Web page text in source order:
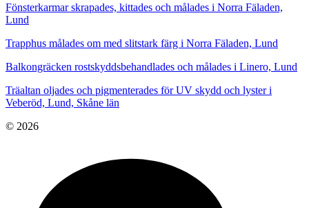
Fönsterkarmar skrapades, kittades och målades i Norra Fäladen,
Lund
Trapphus målades om med slitstark färg i Norra Fäladen, Lund
Balkongräcken rostskyddsbehandlades och målades i Linero, Lund
Träaltan oljades och pigmenterades för UV skydd och lyster i
Veberöd, Lund, Skåne län
© 2026